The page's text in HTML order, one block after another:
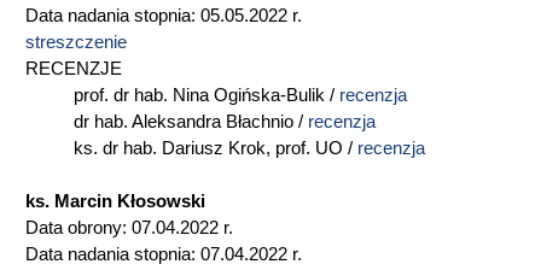
Data nadania stopnia: 05.05.2022 r.
streszczenie
RECENZJE
prof. dr hab. Nina Ogińska-Bulik / recenzja
dr hab. Aleksandra Błachnio / recenzja
ks. dr hab. Dariusz Krok, prof. UO / recenzja
ks. Marcin Kłosowski
Data obrony: 07.04.2022 r.
Data nadania stopnia: 07.04.2022 r.